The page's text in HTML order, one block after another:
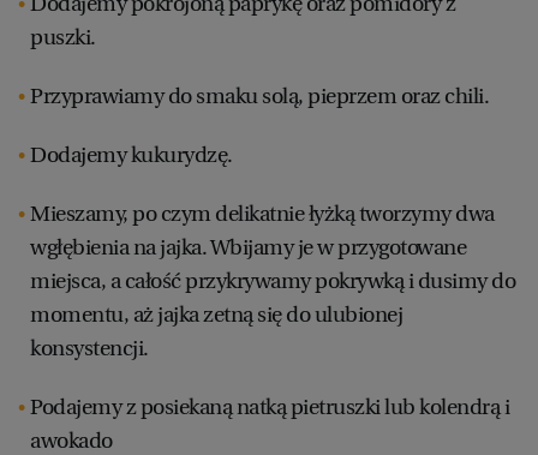
ZAKOPANE
puszki.
Przyprawiamy do smaku solą, pieprzem oraz chili.
Dodajemy kukurydzę.
Mieszamy, po czym delikatnie łyżką tworzymy dwa
wgłębienia na jajka. Wbijamy je w przygotowane
miejsca, a całość przykrywamy pokrywką i dusimy do
momentu, aż jajka zetną się do ulubionej
konsystencji.
Podajemy z posiekaną natką pietruszki lub kolendrą i
awokado